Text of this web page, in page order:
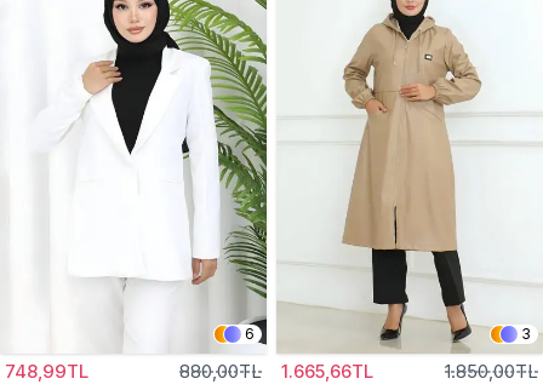
6
748,99TL 880,00TL
3
1.665,66TL 1.850,00TL